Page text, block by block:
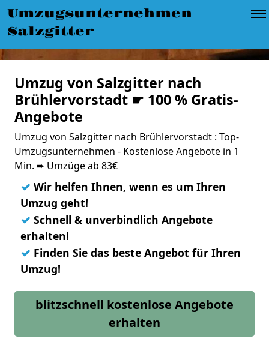
Umzugsunternehmen
Salzgitter
Umzug von Salzgitter nach
Brühlervorstadt ☛ 100 % Gratis-
Angebote
Umzug von Salzgitter nach Brühlervorstadt : Top-
Umzugsunternehmen - Kostenlose Angebote in 1
Min. ➨ Umzüge ab 83€
✓ Wir helfen Ihnen, wenn es um Ihren
Umzug geht!
✓ Schnell & unverbindlich Angebote
erhalten!
✓ Finden Sie das beste Angebot für Ihren
Umzug!
blitzschnell kostenlose Angebote
erhalten